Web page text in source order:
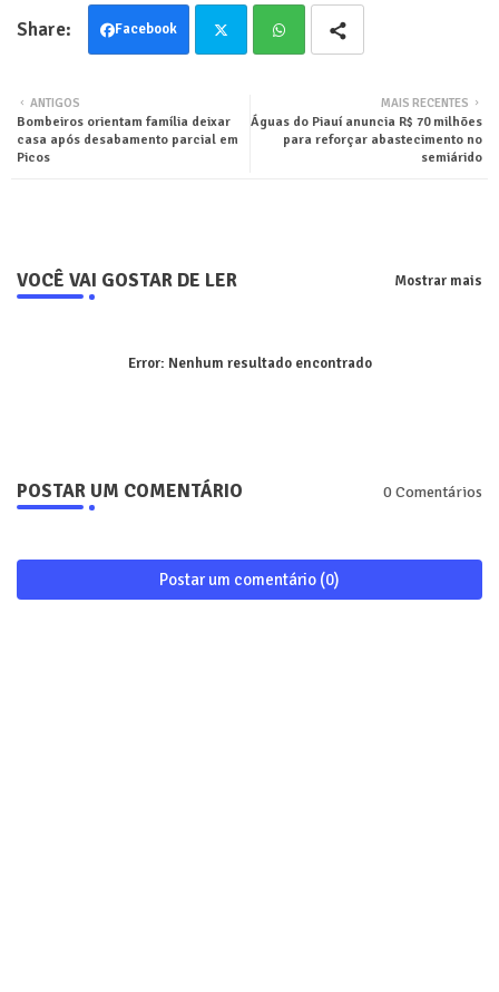
Facebook
ter tsa
MAIS RECENTES
Águas do Piauí anuncia R$ 70 milhões
para reforçar abastecimento no
semiárido
ANTIGOS
Bombeiros orientam família deixar
casa após desabamento parcial em
Picos
VOCÊ VAI GOSTAR DE LER Mostrar mais
Error: Nenhum resultado encontrado
POSTAR UM COMENTÁRIO 0 Comentários
Postar um comentário (0)